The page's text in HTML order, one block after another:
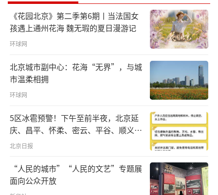
工合空间中山首席执行官叶兴华：用我们
这种同龄人或者普通青年的亲身经历去分享的
话，可信度他们觉得会更高。另外我们能讲到
一些细节：第一个客户是怎么找的，内地的一
些政策我是怎么享受到的，我是怎么生活的。
他们会觉得内地的发展远超过他自己想象的，
包括了我们的智慧城市的建设，包括了移动支
付等等的一些应用，他们觉得这个太方便了。
叶兴华认为，大湾区给港澳青年提供了非
常低的创业成本、非常丰富的扶持政策。一小
《花园北京》第二季第6期丨当法国女
孩遇上通州花海 魏无瑕的夏日漫游记
环球网
北京城市副中心：花海“无界”，与城
市温柔相拥
环球网
5区冰雹预警！下午至前半夜，北京延
庆、昌平、怀柔、密云、平谷、顺义、
门头沟、房山等区有较明显降雨，伴七
北京日报
“人民的城市”“人民的文艺”专题展
面向公众开放